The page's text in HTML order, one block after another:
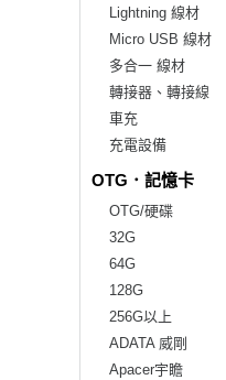
Lightning 線材
Micro USB 線材
多合一 線材
轉接器、轉接線
車充
充電設備
OTG．記憶卡
OTG/硬碟
32G
64G
128G
256G以上
ADATA 威剛
Apacer宇瞻